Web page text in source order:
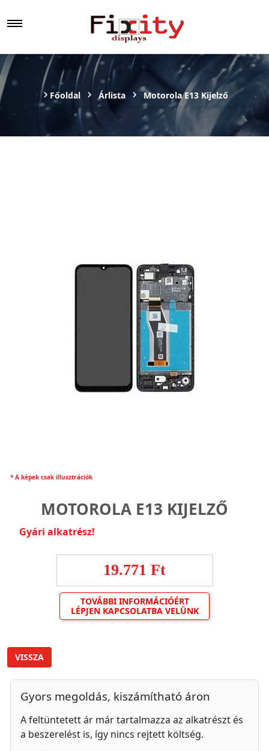
Főoldal Árlista Motorola E13 Kijelző
* A képek csak illusztrációk
MOTOROLA E13 KIJELZŐ
Gyári alkatrész!
19.771 Ft
TOVÁBBI INFORMÁCIÓÉRT
LÉPJEN KAPCSOLATBA VELÜNK
VISSZA
Gyors megoldás, kiszámítható áron
A feltüntetett ár már tartalmazza az alkatrészt és
a beszerelést is, így nincs rejtett költség.